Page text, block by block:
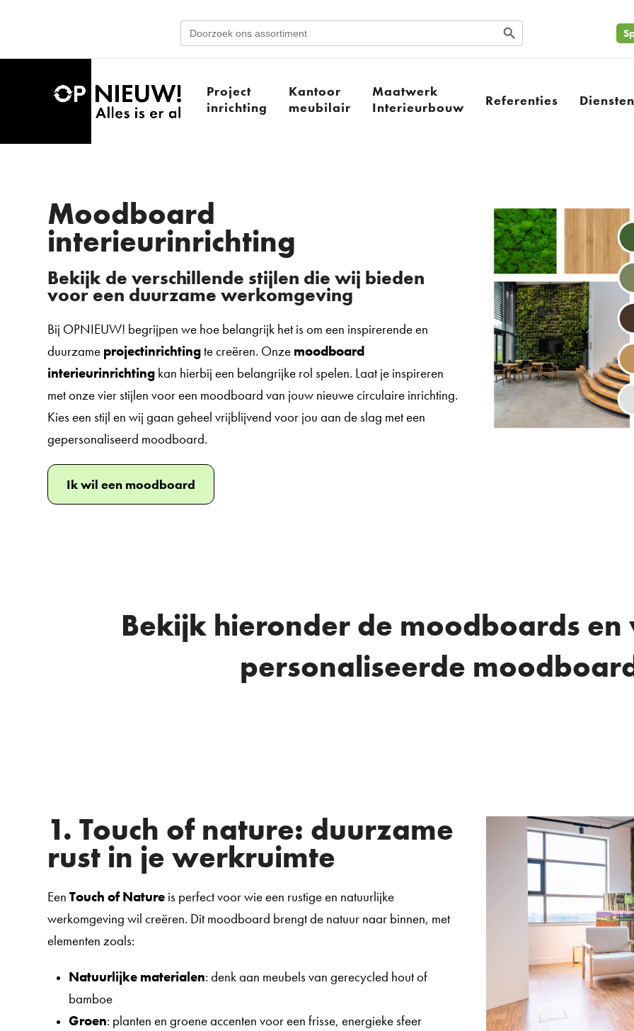
Search
for:
Search Button
Project
inrichting
Kantoor
meubilair
Maatwerk
Interieurbouw
Referenties Diensten
Moodboard
interieurinrichting
Bekijk de verschillende stijlen die wij bieden
voor een duurzame werkomgeving
Bij OPNIEUW! begrijpen we hoe belangrijk het is om een inspirerende en
duurzame projectinrichtingte creëren. Onze moodboard
interieurinrichting kan hierbij een belangrijke rol spelen. Laat je inspireren
met onze vier stijlen voor een moodboard van jouw nieuwe circulaire inrichting.
Kies een stijl en wij gaan geheel vrijblijvend voor jou aan de slag met een
gepersonaliseerd moodboard.
Ik wil een moodboard
Bekijk hieronder de moodboards
personaliseerde
1. Touch of nature: duurzame
rust in je werkruimte
EenTouch of Nature is perfect voor wie een rustige en natuurlijke
werkomgeving wil creëren. Dit moodboard brengt de natuur naar binnen, met
elementen zoals:
Natuurlijke materialen: denk aan meubels van gerecycled hout of
bamboe
Groen: planten en groene accenten voor een frisse, energieke sfeer